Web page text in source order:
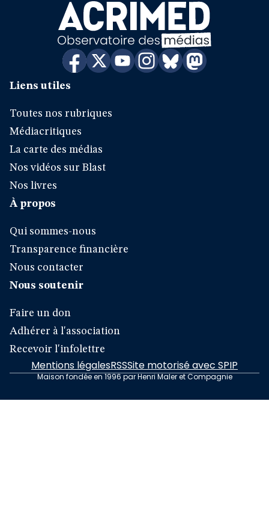
Liens utiles
Toutes nos rubriques
Médiacritiques
La carte des médias
Nos vidéos sur Blast
Nos livres
À propos
Qui sommes-nous
Transparence financière
Nous contacter
Nous soutenir
Faire un don
Adhérer à l'association
Recevoir l'infolettre
Mentions légalesRSSSite motorisé avec SPIP
Maison fondée en 1996 par Henri Maler et Compagnie